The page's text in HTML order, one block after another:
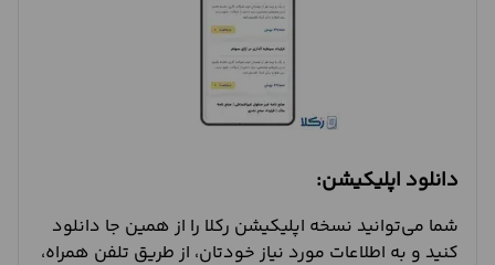
دانلود اپلیکیشن:
شما می‌توانید نسخه اپلیکیشن رکلا را از همین جا دانلود
کنید و به اطلاعات مورد نیاز خودتان، از طریق تلفن همراه،